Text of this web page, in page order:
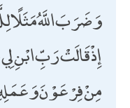
وَضَرَبَ اللَّهُ
إِذْ قَالَتْ رَبِّ ابْنِ
مِنْ فِرْعَوْنَ